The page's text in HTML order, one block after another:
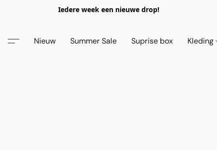
Iedere week een nieuwe drop!
Nieuw Summer Sale Suprise box Kleding